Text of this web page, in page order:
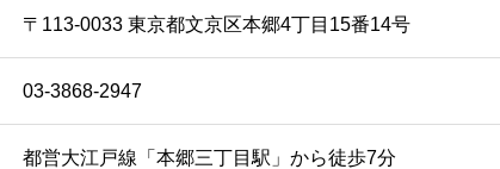
〒113-0033 東京都文京区本郷4丁目15番14号
03-3868-2947
都営大江戸線「本郷三丁目駅」から徒歩7分